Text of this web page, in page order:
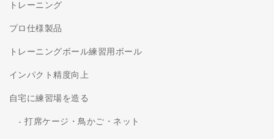
トレーニング
プロ仕様製品
トレーニングボール練習用ボール
インパクト精度向上
自宅に練習場を造る
打席ケージ・鳥かご・ネット